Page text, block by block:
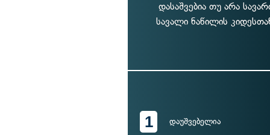
დასაშვებია თუ არა
სავალი ნაწილის
1 დაუშვებელია